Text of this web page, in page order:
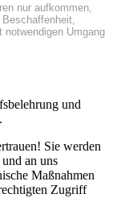
nur aufkommen,
notwendigen Umgang
und
Sie werden
an uns
Maßnahmen
Zugriff